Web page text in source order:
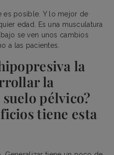
es posible. Y lo mejor de
edad. Es una musculatura
se ven unos cambios
a las pacientes.
la
la
pélvico?
tiene esta